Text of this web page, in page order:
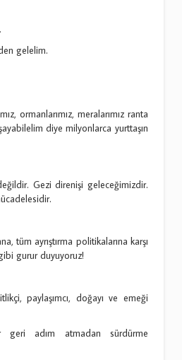
gelelim.
ormanlarımız, meralarımız ranta
diye milyonlarca yurttaşın
Gezi direnişi geleceğimizdir.
tüm ayrıştırma politikalarına karşı
gurur duyuyoruz!
paylaşımcı, doğayı ve emeği
adım atmadan sürdürme